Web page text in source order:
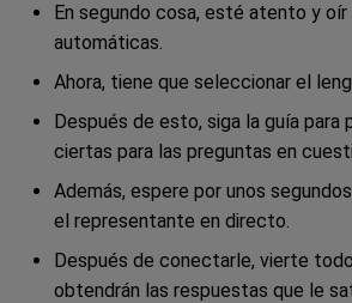
En segundo cosa, esté atento y
automáticas.
Ahora, tiene que seleccionar el
Después de esto, siga la guía para
ciertas para las preguntas en
Además, espere por unos
el representante en directo.
Después de conectarle, vierte
obtendrán las respuestas que le